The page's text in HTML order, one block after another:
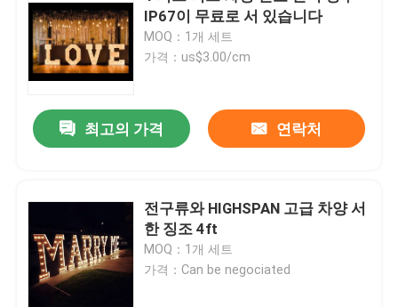
IP67이 무료로 서 있습니다
MOQ：1개 세트
가격：us$3.00/cm
최고의 가격 연락처
전구류와 HIGHSPAN 고급 차양 서
한 징조 4ft
MOQ：1개 세트
가격：Can be negociated